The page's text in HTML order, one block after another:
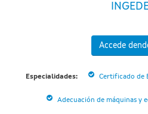
Accede
Especialidades: Certificado de
Adecuación de máquinas y